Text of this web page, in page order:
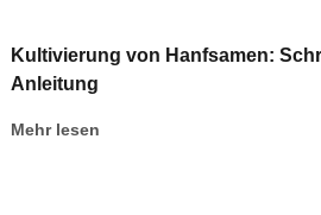
Kultivierung von Hanfsamen:
Anleitung
Mehr lesen